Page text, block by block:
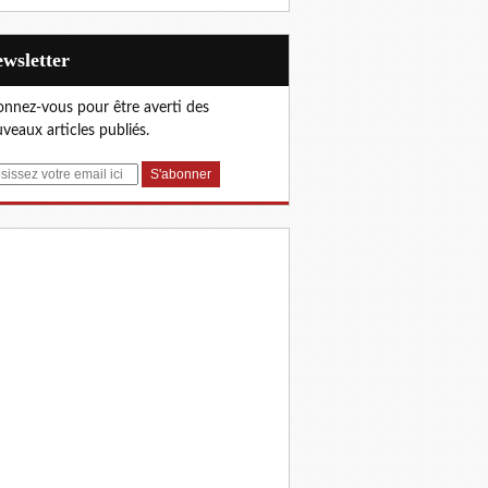
vous pour être averti des
articles publiés.